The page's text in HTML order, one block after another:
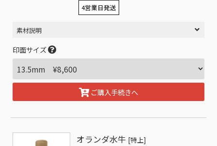
4営業日発送
素材説明
印面サイズ
ご購入手続きへ
オランダ水牛 [特上]